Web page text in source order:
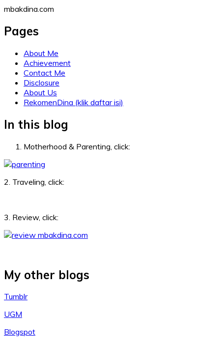
Skip
content
mbakdina.com
Pages
About Me
Achievement
Contact Me
Disclosure
About Us
RekomenDina (klik daftar isi)
In this blog
Motherhood & Parenting, click:
2. Traveling, click:
3. Review, click:
My other blogs
Tumblr
UGM
Blogspot